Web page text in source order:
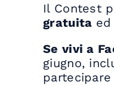
Il Contest
gratuita
Se vivi a
giugno,